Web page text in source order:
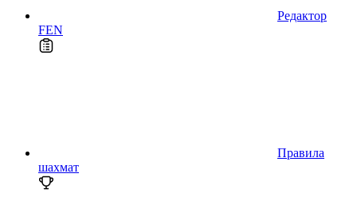
Редактор
FEN
Правила
шахмат